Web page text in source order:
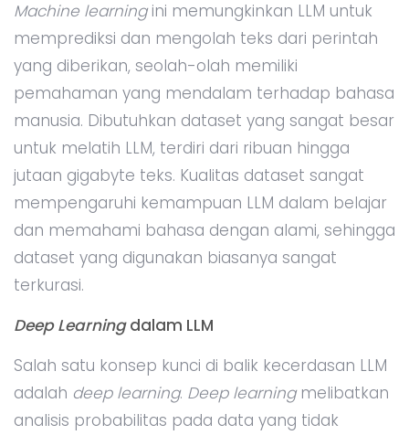
Machine learningini memungkinkan LLM untuk
memprediksi dan mengolah teks dari perintah
yang diberikan, seolah-olah memiliki
pemahaman yang mendalam terhadap bahasa
manusia. Dibutuhkan dataset yang sangat besar
untuk melatih LLM, terdiri dari ribuan hingga
jutaan gigabyte teks. Kualitas dataset sangat
mempengaruhi kemampuan LLM dalam belajar
dan memahami bahasa dengan alami, sehingga
dataset yang digunakan biasanya sangat
terkurasi.
Deep Learningdalam LLM
Salah satu konsep kunci di balik kecerdasan LLM
adalah deep learning. Deep learning melibatkan
analisis probabilitas pada data yang tidak